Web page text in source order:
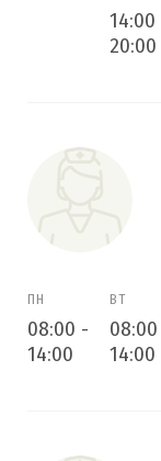
14:00
20:00
ПН
08:00 -
14:00
ВТ
08:00
14:00